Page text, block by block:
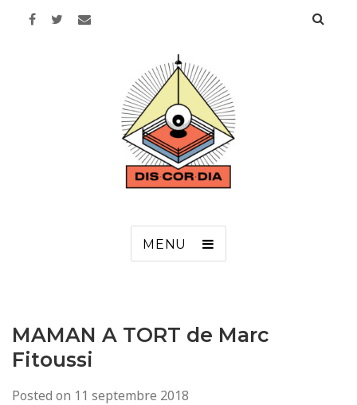
MENU
MAMAN A TORT de Marc
Fitoussi
Posted on 11 septembre 2018